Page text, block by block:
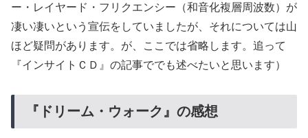
ー・レイヤード・フリクエンシー（和音化複層周波数）が
凄い凄いという宣伝をしていましたが、それについては山
ほど疑問があります。が、ここでは省略します。追って
『インサイトＣＤ』の記事ででも述べたいと思います）
『ドリーム・ウォーク』の感想